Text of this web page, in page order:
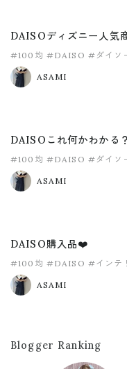
DAISOディズニー人
#100均 #DAISO #ダイソ
#モノトーン
ASAMI
DAISOこれ何かわかる
#100均 #DAISO #ダイソ
ASAMI
DAISO購入品❤️
#100均 #DAISO #インテ
#プチプラ
ASAMI
Blogger Ranking